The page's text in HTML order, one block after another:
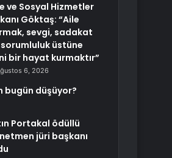
ve Sosyal Hizmetler
Göktaş: “Aile
sevgi, sadakat
üstüne
bir hayat kurmaktır”
6, 2026
bugün düşüyor?
Portakal ödüllü
jüri başkanı